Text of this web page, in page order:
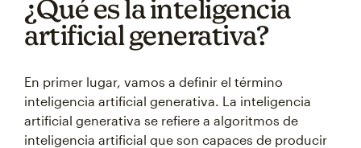
¿Qué es la inteligencia
artificial generativa?
En primer lugar, vamos a definir el término
inteligencia artificial generativa. La inteligencia
artificial generativa se refiere a algoritmos de
inteligencia artificial que son capaces de producir